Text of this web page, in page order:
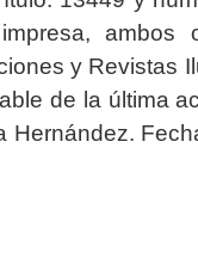
ambos
y Revistas
de la última
Hernández.